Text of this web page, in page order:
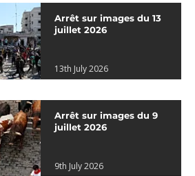
Arrêt sur images du 13
juillet 2026
13th July 2026
Arrêt sur images du 9
juillet 2026
9th July 2026